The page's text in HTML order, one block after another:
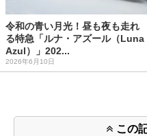
令和の青い月光！昼も夜も走れ
る特急「ルナ・アズール（Luna
Azul）」202...
2026年6月10日
この